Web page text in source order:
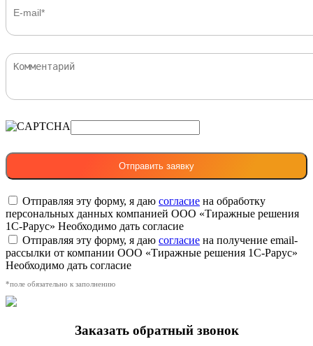
Отправляя эту форму, я даю согласие на обработку
персональных данных компанией ООО «Тиражные решения
1С-Рарус» Необходимо дать согласие
Отправляя эту форму, я даю согласие на получение email-
рассылки от компании ООО «Тиражные решения 1С-Рарус»
Необходимо дать согласие
*поле обязательно к заполнению
Заказать обратный звонок